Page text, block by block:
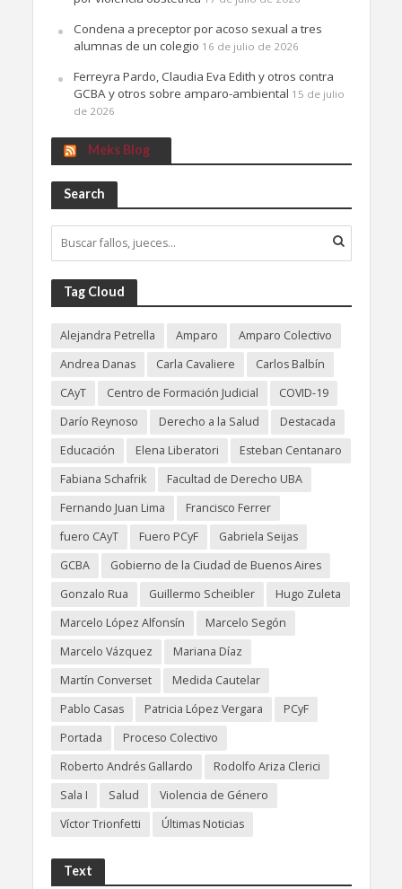
Condena a preceptor por acoso sexual a tres
alumnas de un colegio 16 de julio de 2026
Ferreyra Pardo, Claudia Eva Edith y otros contra
GCBA y otros sobre amparo-ambiental 15 de julio
de 2026
Meks Blog
Search
Tag Cloud
Alejandra Petrella Amparo
Amparo Colectivo
Andrea Danas
Carla Cavaliere
Carlos Balbín
CAyT
Centro de Formación Judicial
COVID-19
Darío Reynoso
Derecho a la Salud
Destacada
Educación
Elena Liberatori
Esteban Centanaro
Fabiana Schafrik
Facultad de Derecho UBA
Fernando Juan Lima
Francisco Ferrer
fuero CAyT
Fuero PCyF
Gabriela Seijas
GCBA
Gobierno de la Ciudad de Buenos Aires
Gonzalo Rua
Guillermo Scheibler
Hugo Zuleta
Marcelo López Alfonsín
Marcelo Segón
Marcelo Vázquez
Mariana Díaz
Martín Converset
Medida Cautelar
Pablo Casas
Patricia López Vergara
PCyF
Portada
Proceso Colectivo
Roberto Andrés Gallardo
Rodolfo Ariza Clerici
Sala I
Salud
Violencia de Género
Víctor Trionfetti
Últimas Noticias
Text